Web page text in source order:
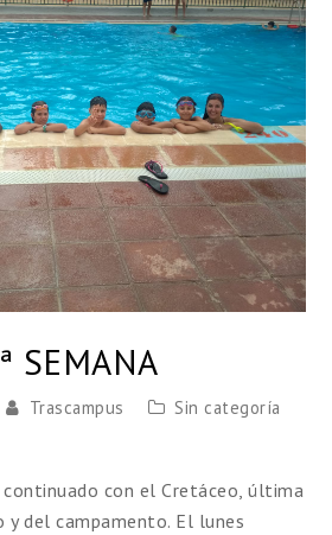
SEMANA
Trascampus
Sin categoría
con el Cretáceo, última
y del campamento. El lunes